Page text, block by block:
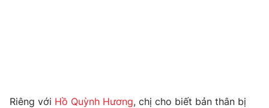
Riêng với Hồ Quỳnh Hương, chị cho biết bản thân bị